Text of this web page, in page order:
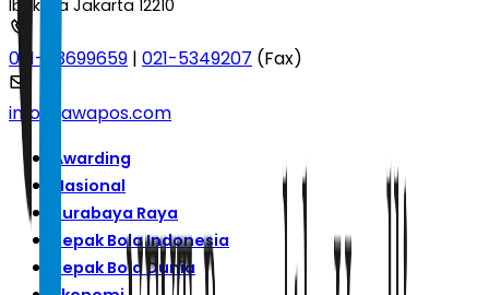
Ibukota Jakarta 12210
021-53699659 | 021-5349207 (Fax)
info@jawapos.com
Awarding
Nasional
Surabaya Raya
Sepak Bola Indonesia
Sepak Bola Dunia